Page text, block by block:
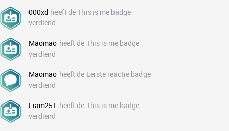
000xd heeft de This is me badge
verdiend
Maomao heeft de This is me badge
verdiend
Maomao heeft de Eerste reactie badge
verdiend
Liam251 heeft de This is me badge
verdiend